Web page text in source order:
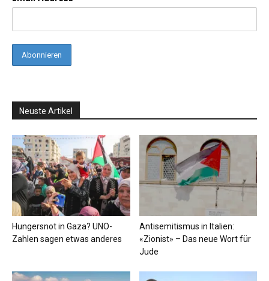
Neuste Artikel
Hungersnot in Gaza? UNO-
Zahlen sagen etwas anderes
Antisemitismus in Italien:
«Zionist» – Das neue Wort für
Jude